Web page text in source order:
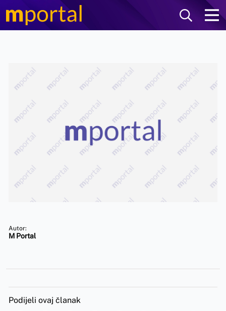
Autor:
M Portal
Podijeli ovaj članak